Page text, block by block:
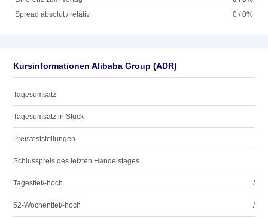
Spread absolut / relativ
0 / 0%
Kursinformationen Alibaba Group (ADR)
Tagesumsatz
Tagesumsatz in Stück
Preisfeststellungen
Schlusspreis des letzten Handelstages
Tagestief/-hoch /
52-Wochentief/-hoch /